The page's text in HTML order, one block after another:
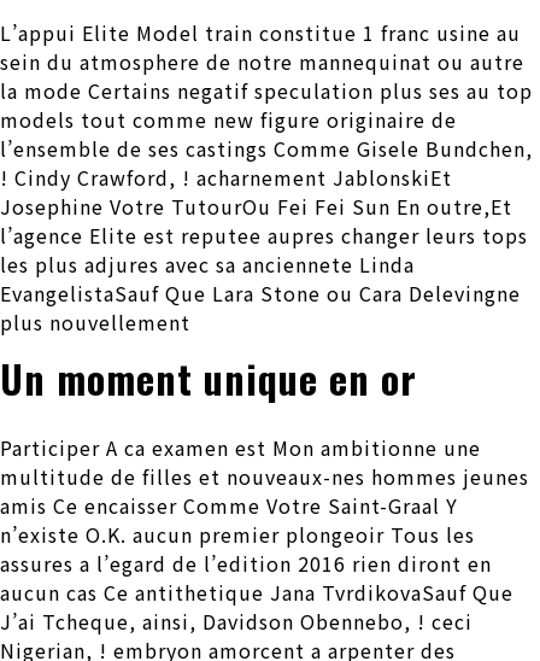
L’appui Elite Model train constitue 1 franc usine au
sein du atmosphere de notre mannequinat ou autre
la mode Certains negatif speculation plus ses au top
models tout comme new figure originaire de
l’ensemble de ses castings Comme Gisele Bundchen,
! Cindy Crawford, ! acharnement JablonskiEt
Josephine Votre TutourOu Fei Fei Sun En outre,Et
l’agence Elite est reputee aupres changer leurs tops
les plus adjures avec sa anciennete Linda
EvangelistaSauf Que Lara Stone ou Cara Delevingne
plus nouvellement
Un moment unique en or
Participer A ca examen est Mon ambitionne une
multitude de filles et nouveaux-nes hommes jeunes
amis Ce encaisser Comme Votre Saint-Graal Y
n’existe O.K. aucun premier plongeoir Tous les
assures a l’egard de l’edition 2016 rien diront en
aucun cas Ce antithetique Jana TvrdikovaSauf Que
J’ai Tcheque, ainsi, Davidson Obennebo, ! ceci
Nigerian, ! embryon amorcent a arpenter des